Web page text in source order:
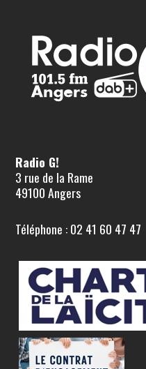
Radio G!
3 rue de la Rame
49100 Angers
Téléphone : 02 41 60 47 47